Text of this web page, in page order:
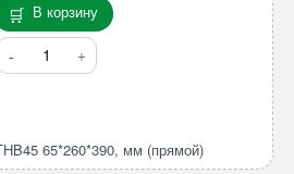
В корзину
65*260*390, мм (прямой)